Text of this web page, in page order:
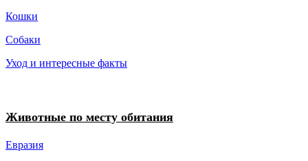
Кошки
Собаки
Уход и интересные факты
Животные по месту обитания
Евразия